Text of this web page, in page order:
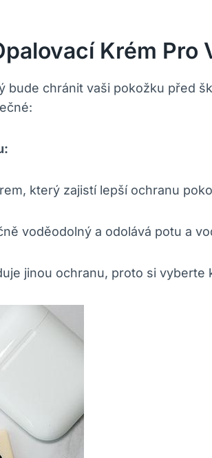
Krém Pro
chránit vaši pokožku před
který zajistí lepší ochranu
voděodolný a odolává potu a
jinou ochranu, proto si